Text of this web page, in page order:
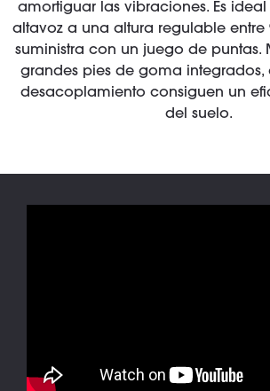
amortiguar las vibraciones. Es
altavoz a una altura regulable entre
suministra con un juego de puntas.
grandes pies de goma integrados,
desacoplamiento consiguen un
del suelo.